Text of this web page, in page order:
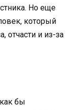
Но еще
который
отчасти и из-за
бы